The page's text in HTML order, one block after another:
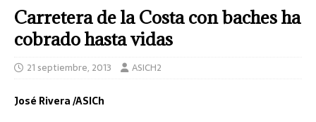
Carretera de la Costa con baches ha
cobrado hasta vidas
21 septiembre, 2013 ASICH2
José Rivera /ASICh